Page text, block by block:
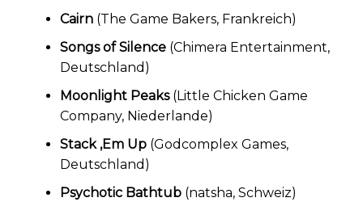
Cairn(The Game Bakers, Frankreich)
Songs of Silence(Chimera Entertainment,
Deutschland)
Moonlight Peaks(Little Chicken Game
Company, Niederlande)
Stack ‚Em Up(Godcomplex Games,
Deutschland)
Psychotic Bathtub(natsha, Schweiz)